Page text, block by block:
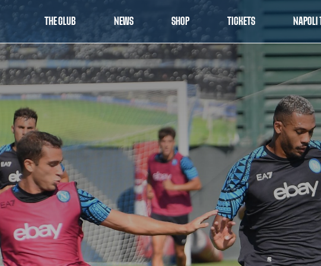
THE CLUB NEWS SHOP TICKETS NAPOLI